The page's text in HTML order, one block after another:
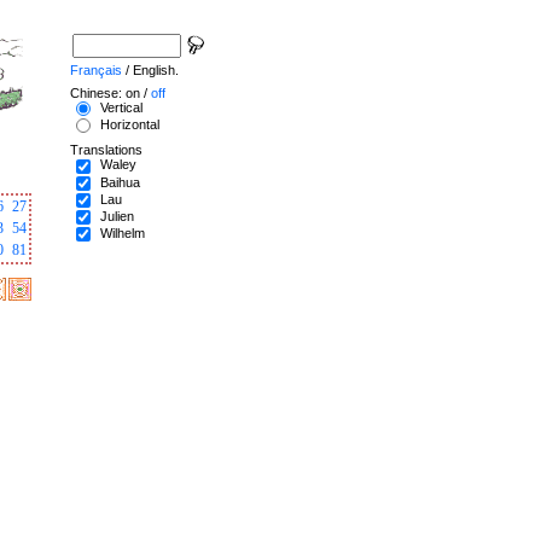
27
54
81
Français / English.
Chinese: on / off
Vertical
Horizontal
Translations
Waley
Baihua
Lau
Julien
Wilhelm